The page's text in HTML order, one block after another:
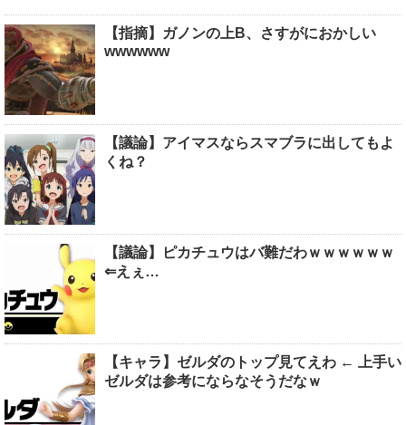
【指摘】ガノンの上B、さすがにおかしい
wwwwww
【議論】アイマスならスマブラに出してもよ
くね？
【議論】ピカチュウはバ難だわｗｗｗｗｗｗ
⇐えぇ…
【キャラ】ゼルダのトップ見てえわ ← 上手い
ゼルダは参考にならなそうだなｗ